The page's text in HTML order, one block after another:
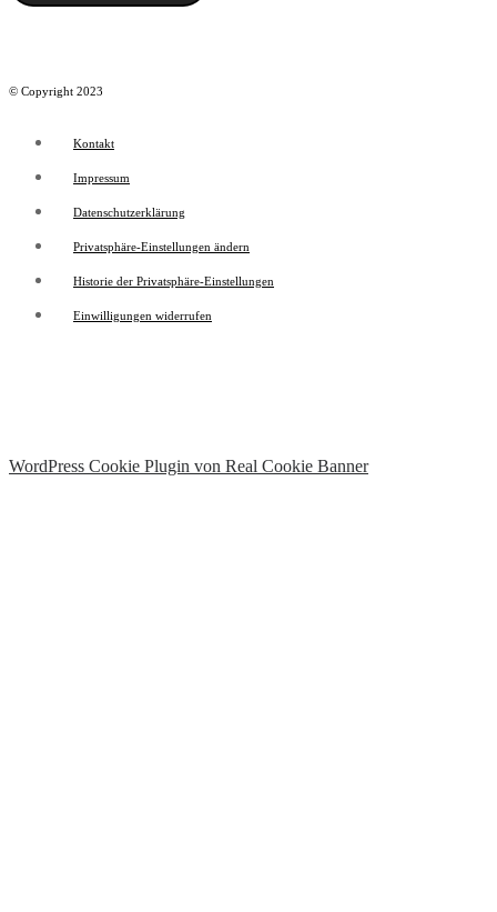
© Copyright 2023
Kontakt
Impressum
Datenschutzerklärung
Privatsphäre-Einstellungen ändern
Historie der Privatsphäre-Einstellungen
Einwilligungen widerrufen
WordPress Cookie Plugin von Real Cookie Banner